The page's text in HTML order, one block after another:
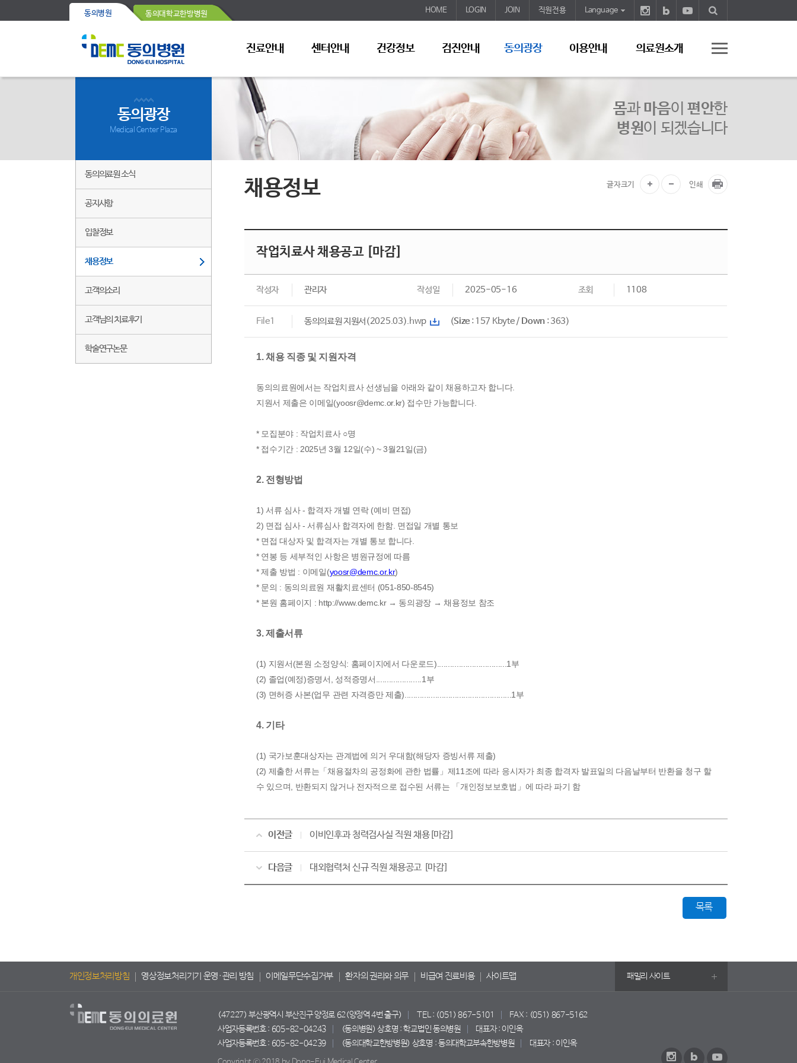
동의병원 동의대학교한방병원 HOME LOGIN JOIN 직원전용 Language
진료안내 센터안내 건강정보 검진안내 동의광장 이용안내 의료원소개
몸과 마음이 편안한
병원이 되겠습니다
동의광장
Medical Center Plaza
동의의료원 소식
공지사항
입찰정보
채용정보
고객의소리
고객님의 치료후기
학술연구논문
채용정보 글자크기 인쇄
작업치료사 채용공고 [마감]
작성자 관리자 작성일 2025-05-16 조회 1108
File1 동의의료원 지원서(2025.03).hwp (Size: 157 Kbyte / Down : 363)
1. 채용 직종 및 지원자격
동의의료원에서는 작업치료사 선생님을 아래와 같이 채용하고자 합니다.
지원서 제출은 이메일(yoosr@demc.or.kr) 접수만 가능합니다.
* 모집분야 : 작업치료사 ○명
* 접수기간 : 2025년 3월 12일(수) ~ 3월21일(금)
2. 전형방법
1) 서류 심사 - 합격자 개별 연락 (예비 면접)
2) 면접 심사 - 서류심사 합격자에 한함. 면접일 개별 통보
* 면접 대상자 및 합격자는 개별 통보 합니다.
* 연봉 등 세부적인 사항은 병원규정에 따름
* 제출 방법 : 이메일(yoosr@demc.or.kr)
* 문의 : 동의의료원 재활치료센터 (051-850-8545)
* 본원 홈페이지 : http://www.demc.kr → 동의광장 → 채용정보 참조
3. 제출서류
(1) 지원서(본원 소정양식: 홈페이지에서 다운로드)................................1부
(2) 졸업(예정)증명서, 성적증명서.....................1부
(3) 면허증 사본(업무 관련 자격증만 제출).................................................1부
4. 기타
(1) 국가보훈대상자는 관계법에 의거 우대함(해당자 증빙서류 제출)
(2) 제출한 서류는「채용절차의 공정화에 관한 법률」제11조에 따라 응시자가 최종 합격자 발표일의 다음날부터 반환을 청구 할
수 있으며, 반환되지 않거나 전자적으로 접수된 서류는 「개인정보보호법」에 따라 파기 함
이전글 이비인후과 청력검사실 직원 채용[마감]
다음글 대외협력처 신규 직원 채용공고 [마감]
목록
개인정보처리방침 영상정보처리기기 운영·관리 방침 이메일무단수집거부 환자의 권리와 의무 비급여 진료비용 사이트맵 패밀리 사이트
(47227) 부산광역시 부산진구 양정로 62(양정역 4번 출구) TEL : (051) 867-5101
FAX : (051) 867-5162
사업자등록번호 : 605-82-04243
(동의병원) 상호명 : 학교법인 동의병원
대표자 : 이인옥
사업자등록번호 : 605-82-04239
(동의대학교한방병원) 상호명 : 동의대학교부속한방병원 대표자 : 이인옥